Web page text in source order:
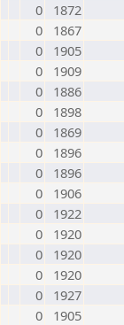
0
1872
0
1867
0
1905
0
1909
0
1886
0
1898
0
1869
0
1896
0
1896
0
1906
0
1922
0
1920
0
1920
0
1920
0
1927
0
1905